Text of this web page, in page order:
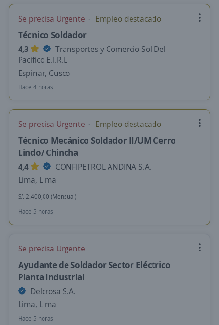
Se precisa Urgente Empleo destacado
Técnico Soldador
4,3
Transportes y Comercio Sol Del
Pacifico E.I.R.L
Espinar, Cusco
Hace 4 horas
Se precisa Urgente Empleo destacado
Técnico Mecánico Soldador II/UM Cerro
Lindo/ Chincha
4,4
CONFIPETROL ANDINA S.A.
Lima, Lima
S/. 2.400,00 (Mensual)
Hace 5 horas
Se precisa Urgente
Ayudante de Soldador Sector Eléctrico
Planta Industrial
Delcrosa S.A.
Lima, Lima
Hace 5 horas